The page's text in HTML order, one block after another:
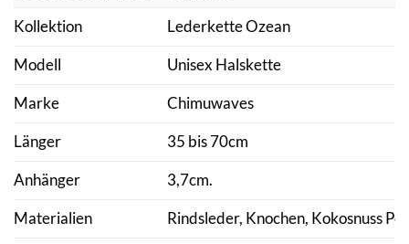
Kollektion
Lederkette Ozean
Modell Unisex Halskette
Marke Chimuwaves
Länger 35 bis 70cm
Anhänger 3,7cm.
Materialien Rindsleder, Knochen, Kokosnuss